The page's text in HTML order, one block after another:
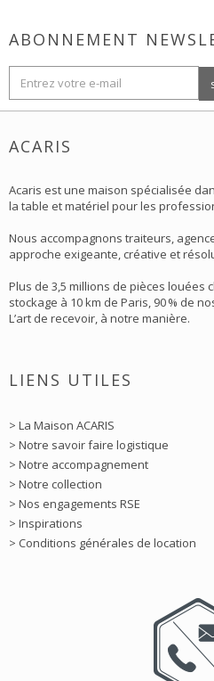
ABONNEMENT
ACARIS
Acaris est une maison spécialisée
la table et matériel pour les
Nous accompagnons traiteurs,
approche exigeante, créative et
Plus de 3,5 millions de pièces louées
stockage à 10 km de Paris, 90 % de
L’art de recevoir, à notre manière.
LIENS UTILES
> La Maison ACARIS
> Notre savoir faire logistique
> Notre accompagnement
> Notre collection
> Nos engagements RSE
> Inspirations
> Conditions générales de location